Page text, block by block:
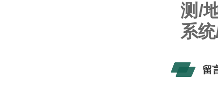
测/
系
留